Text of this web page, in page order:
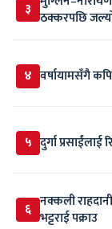
३ ठक्करपछि
४ वर्षायामसँगै
५ दुर्गा
६ नक्कली
भट्टराई पक्राउ